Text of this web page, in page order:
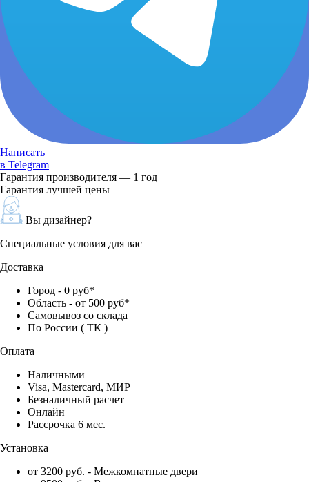
Написать
в Telegram
Гарантия производителя — 1 год
Гарантия лучшей цены
Вы дизайнер?
Специальные условия для вас
Доставка
Город - 0 руб*
Область - от 500 руб*
Самовывоз со склада
По России ( ТК )
Оплата
Наличными
Visa, Mastercard, МИР
Безналичный расчет
Онлайн
Рассрочка 6 мес.
Установка
от 3200 руб. - Межкомнатные двери